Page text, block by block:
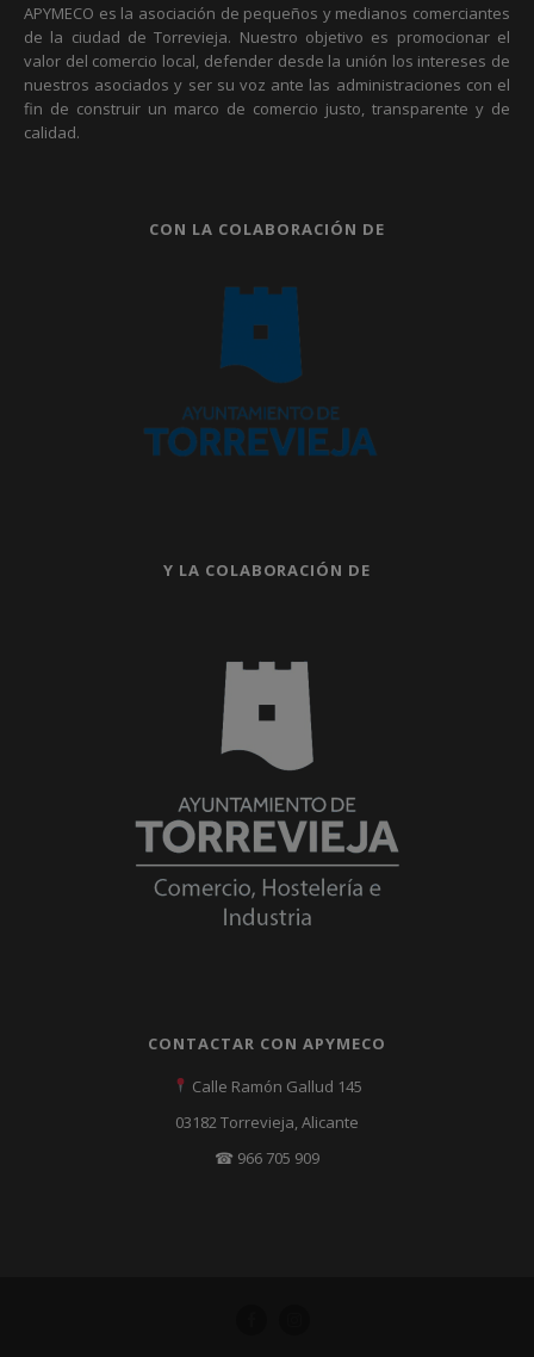
APYMECO es la asociación de pequeños y medianos comerciantes
de la ciudad de Torrevieja. Nuestro objetivo es promocionar el
valor del comercio local, defender desde la unión los intereses de
nuestros asociados y ser su voz ante las administraciones con el
fin de construir un marco de comercio justo, transparente y de
calidad.
CON LA COLABORACIÓN DE
Y LA COLABORACIÓN DE
CONTACTAR CON APYMECO
Calle Ramón Gallud 145
03182 Torrevieja, Alicante
☎ 966 705 909